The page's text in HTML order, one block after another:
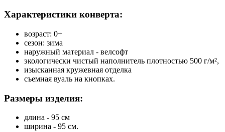
Характеристики конверта:
возраст: 0+
сезон: зима
наружный материал - велсофт
экологически чистый наполнитель плотностью 500 г/м²,
изысканная кружевная отделка
съемная вуаль на кнопках.
Размеры изделия:
длина - 95 см
ширина - 95 см.